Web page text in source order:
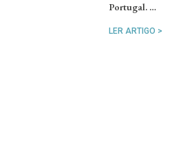
Portugal. …
LER ARTIGO >